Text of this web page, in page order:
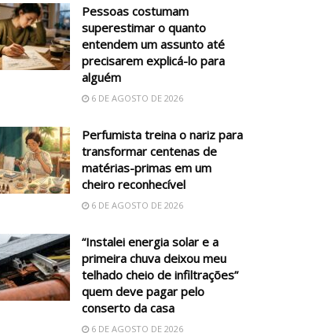
Pessoas costumam
superestimar o quanto
entendem um assunto até
precisarem explicá-lo para
alguém
6 DE AGOSTO DE 2026
Perfumista treina o nariz para
transformar centenas de
matérias-primas em um
cheiro reconhecível
6 DE AGOSTO DE 2026
“Instalei energia solar e a
primeira chuva deixou meu
telhado cheio de infiltrações”
quem deve pagar pelo
conserto da casa
6 DE AGOSTO DE 2026